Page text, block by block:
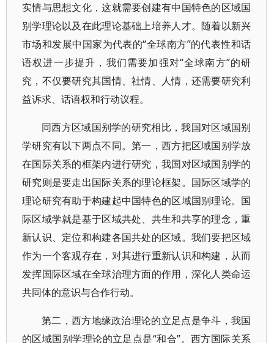
实情与思想文化，这就需要创建有中国特色的区域国
别学理论以及在此理论基础上培养人才。随着以新兴
市场和发展中国家为代表的“全球南方”的代表性和话
语权进一步提升，我们需要加强对“全球南方”的研
究，不仅要研究其国情、社情、人情，还需要研究利
益诉求、话语权和行动议程。
同西方区域国别学的研究相比，我国对区域国别
学研究有以下两点不同。第一，西方把区域国别学放
在国际关系的框架内进行研究，我国对区域国别学的
研究则是要走出国际关系的理论框架。国际区域学的
理论研究有助于构建起中国特色的区域国别理论。国
际区域学就是基于区域共处、共生和共享的理念，重
新认识、定位和构建各国共处的区域。我们要把区域
作为一个客观存在，对其进行重新认识和构建，从而
发挥国际区域在全球治理方面的作用，深化人类命运
共同体的意识与合作行动。
第二，西方地缘政治理论的立足点是争斗，我国
的区域国别学理论的立足点是“和合”。西方国际关系